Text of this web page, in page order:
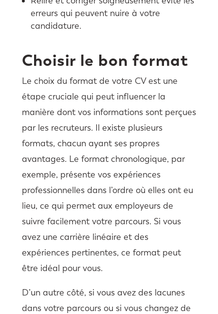
erreurs qui peuvent nuire à votre
candidature.
Choisir le bon format
Le choix du format de votre CV est une
étape cruciale qui peut influencer la
manière dont vos informations sont perçues
par les recruteurs. Il existe plusieurs
formats, chacun ayant ses propres
avantages. Le format chronologique, par
exemple, présente vos expériences
professionnelles dans l’ordre où elles ont eu
lieu, ce qui permet aux employeurs de
suivre facilement votre parcours. Si vous
avez une carrière linéaire et des
expériences pertinentes, ce format peut
être idéal pour vous.
D’un autre côté, si vous avez des lacunes
dans votre parcours ou si vous changez de